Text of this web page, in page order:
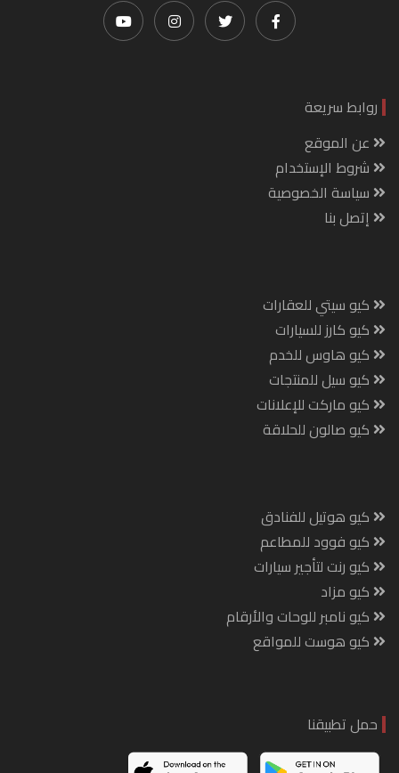
روابط سريعة
عن الموقع
شروط الإستخدام
سياسة الخصوصية
إتصل بنا
كيو سيتي للعقارات
كيو كارز للسيارات
كيو هاوس للخدم
كيو سيل للمنتجات
كيو ماركت للإعلانات
كيو صالون للحلاقة
كيو هوتيل للفنادق
كيو فوود للمطاعم
كيو رنت لتأجير سيارات
كيو مزاد
كيو نامبر للوحات والأرقام
كيو هوست للمواقع
حمل تطبيقنا